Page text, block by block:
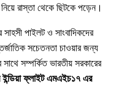
রাস্তা থেকে ছিটকে পড়েন।
পাইলট ও সাংবাদিকদের
সচেতনতা চাওয়ার জন্য
সম্পর্কিত ভারতীয় সরকারের
ফ্লাইট এমএইচ১৭ এর